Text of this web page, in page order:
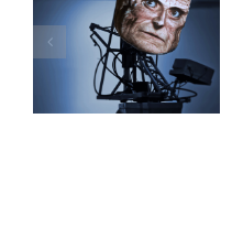
SOFT
SENSUR:
OPEN CALL